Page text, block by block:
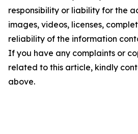
responsibility or liability for the
images, videos, licenses,
reliability of the information
If you have any complaints or
related to this article, kindly
above.